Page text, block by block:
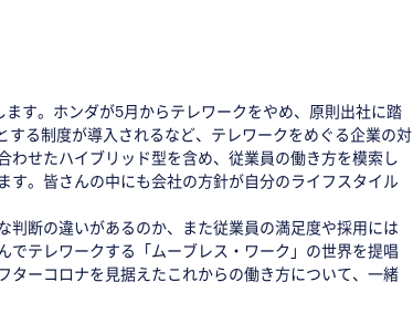
す。ホンダが5月からテレワークをやめ、原則出社に踏
る制度が導入されるなど、テレワークをめぐる企業の対
せたハイブリッド型を含め、従業員の働き方を模索し
す。皆さんの中にも会社の方針が自分のライフスタイル
断の違いがあるのか、また従業員の満足度や採用には
でテレワークする「ムーブレス・ワーク」の世界を提唱
ターコロナを見据えたこれからの働き方について、一緒